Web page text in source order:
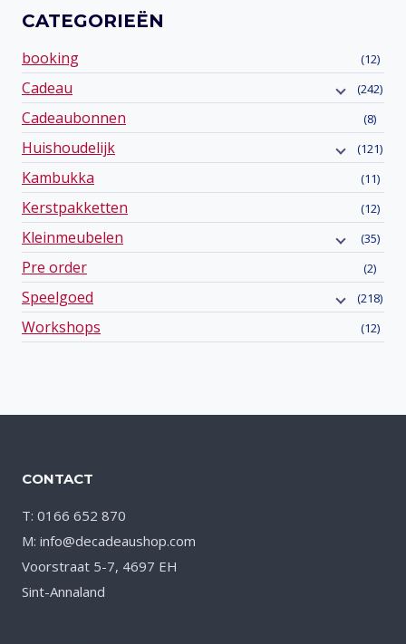
CATEGORIEËN
booking (12)
Cadeau (242)
Cadeaubonnen (8)
Huishoudelijk (121)
Kambukka (11)
Kerstpakketten (12)
Kleinmeubelen (35)
Pre order (2)
Speelgoed (218)
Workshops (12)
CONTACT
T: 0166 652 870
M: info@decadeaushop.com
Voorstraat 5-7, 4697 EH
Sint-Annaland